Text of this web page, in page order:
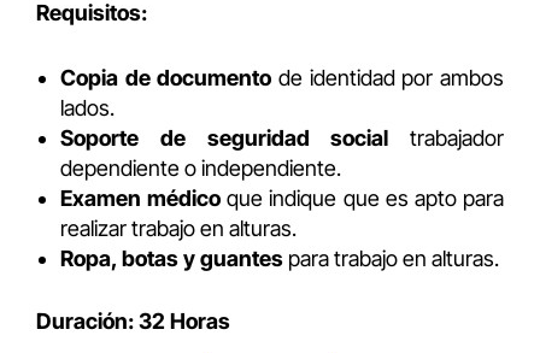
Requisitos:
Copia de documento de identidad por ambos
lados.
Soporte de seguridad social trabajador
dependiente o independiente.
Examen médico que indique que es apto para
realizar trabajo en alturas.
Ropa, botas y guantes para trabajo en alturas.
Duración: 32 Horas